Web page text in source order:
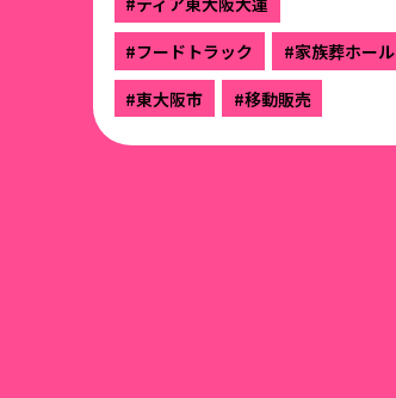
#フードトラック
#家族葬ホール
#東大阪市
#移動販売